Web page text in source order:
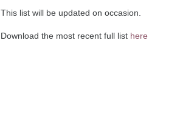
This list will be updated on occasion.
Download the most recent full list here